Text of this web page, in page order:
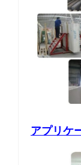
アプリケ